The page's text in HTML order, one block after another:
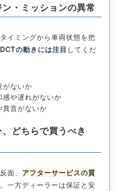
・ミッションの異常
イミングから車両状態を把
の動きには注目 してくだ
がないか
や遅れがないか
異音がないか
どちらで買うべき
面、 アフターサービスの質
一方ディーラーは保証と安